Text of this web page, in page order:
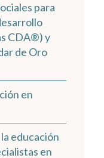
para
CDA®) y
de Oro
en
educación
en